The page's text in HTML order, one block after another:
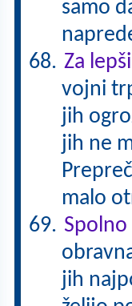
samo
Za
vojni
jih
jih ne
malo
jih